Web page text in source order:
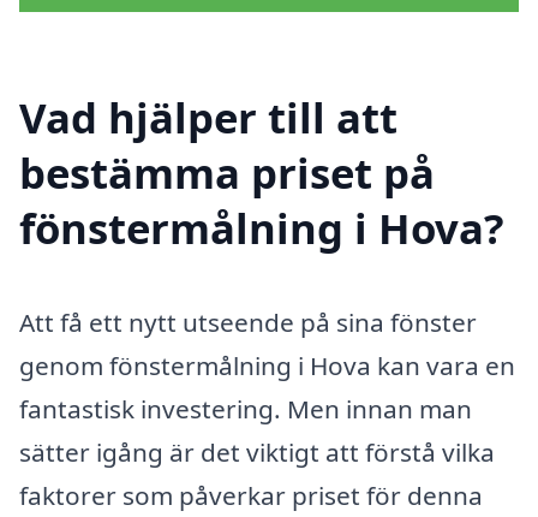
Vad hjälper till att
bestämma priset på
fönstermålning i Hova?
Att få ett nytt utseende på sina fönster
genom fönstermålning i Hova kan vara en
fantastisk investering. Men innan man
sätter igång är det viktigt att förstå vilka
faktorer som påverkar priset för denna